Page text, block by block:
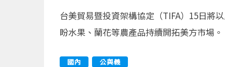
台美貿易暨投資架構協定（TIFA）15日將
盼水果、蘭花等農產品持續開拓美方市場。
國內 公與義